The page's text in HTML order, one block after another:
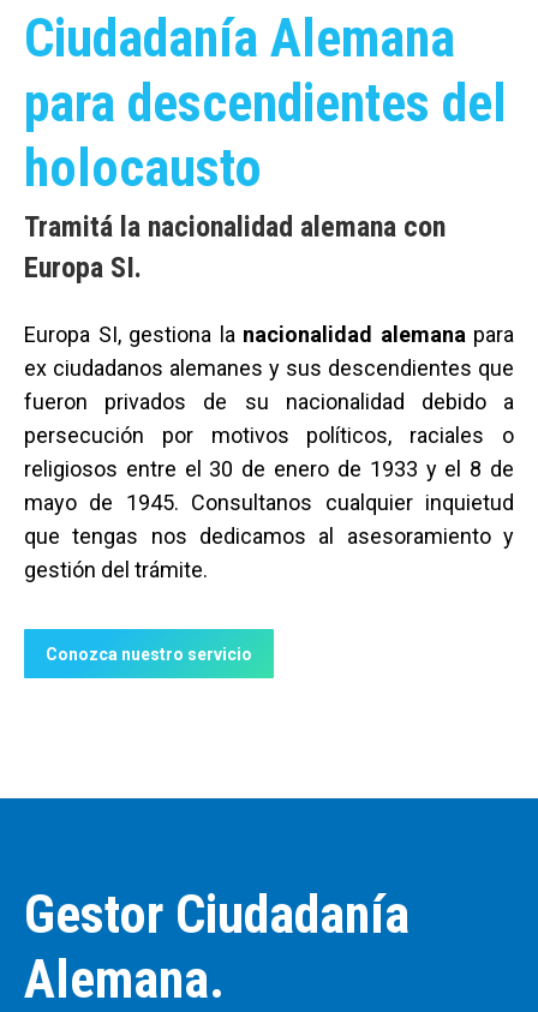
Ciudadanía Alemana
para descendientes del
holocausto
Tramitá la nacionalidad alemana con
Europa SI.
Europa SI, gestiona la nacionalidad alemana para
ex ciudadanos alemanes y sus descendientes que
fueron privados de su nacionalidad debido a
persecución por motivos políticos, raciales o
religiosos entre el 30 de enero de 1933 y el 8 de
mayo de 1945. Consultanos cualquier inquietud
que tengas nos dedicamos al asesoramiento y
gestión del trámite.
Conozca nuestro servicio
Gestor Ciudadanía
Alemana.